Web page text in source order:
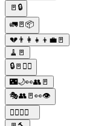
🚪🔒
🚛🚪📦
💔👨‍👩‍👧‍👦💼🚪
🧹🚪
🔒🚪🕵️‍♀️
🌃🌙👀👥🚪
🎭👥🚪👀👁️
🕵️‍♀️👀🚪